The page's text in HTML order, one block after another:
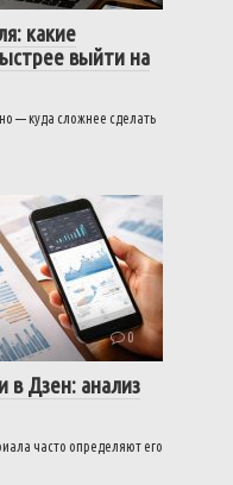
какие
выйти на
— куда сложнее сделать
0
в Дзен: анализ
часто определяют его